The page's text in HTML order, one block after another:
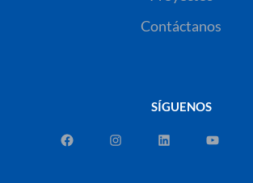
Contáctanos
SÍGUENOS